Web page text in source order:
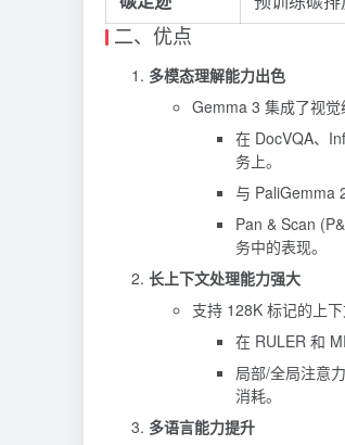
二、优点
多模态理解能力出色
Gemma 3 集成了视觉
在 DocVQA、
务上。
与 PaliGemma
Pan & Scan
务中的表现。
长上下文处理能力强大
支持 128K 标记的上
在 RULER 和
局部/全局注意
消耗。
多语言能力提升